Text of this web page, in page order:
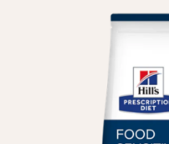
Оплата